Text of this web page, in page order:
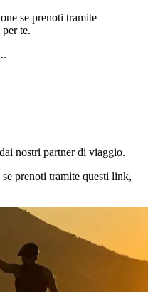
se prenoti tramite
te.
nostri partner di viaggio.
prenoti tramite questi link,